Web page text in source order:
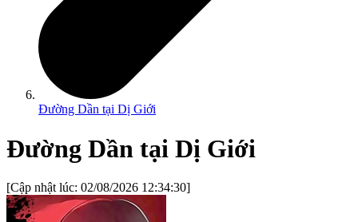
Đường Dần tại Dị Giới
Đường Dần tại Dị Giới
[Cập nhật lúc: 02/08/2026 12:34:30]